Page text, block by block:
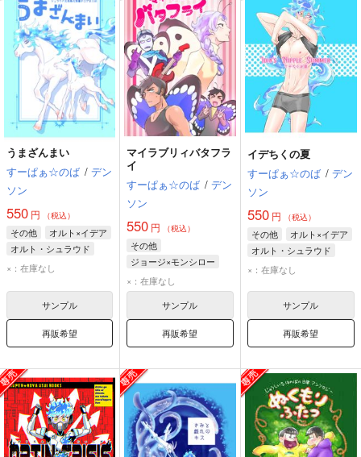
うまざんまい
すーぱぁ☆のば / デン
ソン
550 円 （税込）
その他
オルト×イデア
オルト・シュラウド
イデア・シュラウド
×：在庫なし
サンプル
再販希望
マイラブリィバタフラ
イ
すーぱぁ☆のば / デン
ソン
550 円 （税込）
その他
ジョージ×モンシロー
モンシロー
×：在庫なし
サンプル
再販希望
イデちくの夏
すーぱぁ☆のば / デン
ソン
550円 （税込）
その他
オルト×イデア
オルト・シュラウド
イデア・シュラウド
×：在庫なし
サンプル
再販希望